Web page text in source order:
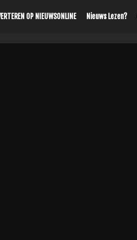
OP NIEUWSONLINE Nieuws Lezen?